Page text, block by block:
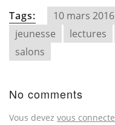
Tags: 10 mars 2016
jeunesse
lectures
salons
No comments
Vous devez vous